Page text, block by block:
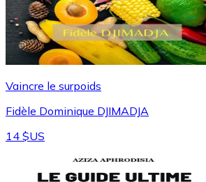
Vaincre le surpoids
Fidèle Dominique DJIMADJA
14 $US